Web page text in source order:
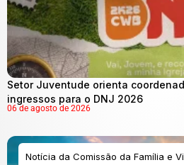
Setor Juventude orienta
ingressos para o DNJ 2026
06 de agosto de 2026
Notícia da Comissão da Família e